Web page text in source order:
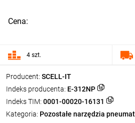
Producent: SCELL-IT
Indeks producenta: E-312NP
Indeks TIM: 0001-00020-16131
Kategoria: Pozostałe narzędzia
Cena:
4 szt.